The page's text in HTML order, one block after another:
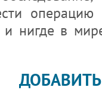
и нигде в
ДОБАВИТЬ